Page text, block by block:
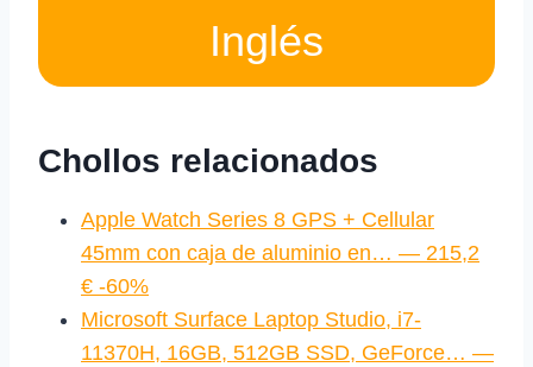
Inglés
Chollos relacionados
Apple Watch Series 8 GPS + Cellular
45mm con caja de aluminio en… — 215,2
€ -60%
Microsoft Surface Laptop Studio, i7-
11370H, 16GB, 512GB SSD, GeForce… —